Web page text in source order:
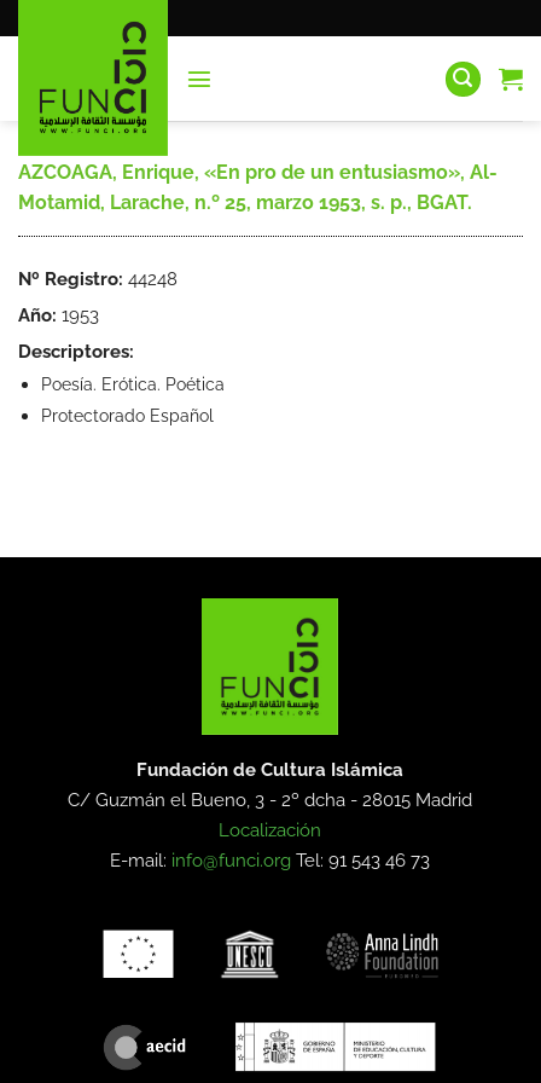
al
AZCOAGA, Enrique, «En pro de un entusiasmo», Al-
Motamid, Larache, n.º 25, marzo 1953, s. p., BGAT.
Nº Registro: 44248
Año: 1953
Descriptores:
Poesía. Erótica. Poética
Protectorado Español
Fundación de Cultura Islámica
C/ Guzmán el Bueno, 3 - 2º dcha -28015 Madrid
Localización
E-mail: info@funci.org Tel: 91 543 46 73